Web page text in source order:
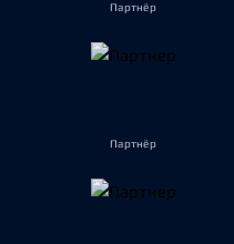
Партнёр
Партнёр